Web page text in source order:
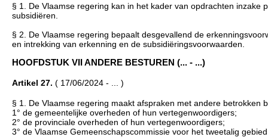
§ 1. De Vlaamse regering kan in het kader van opdrachten
subsidiëren.
§ 2. De Vlaamse regering bepaalt desgevallend de
en intrekking van erkenning en de subsidiëringsvoorwaarden.
HOOFDSTUK VII ANDERE BESTUREN (... - ...)
Artikel 27. ( 17/06/2024 - ... )
§ 1. De Vlaamse regering maakt afspraken met andere betrokken
1° de gemeentelijke overheden of hun vertegenwoordigers;
2° de provinciale overheden of hun vertegenwoordigers;
3° de Vlaamse Gemeenschapscommissie voor het tweetalig